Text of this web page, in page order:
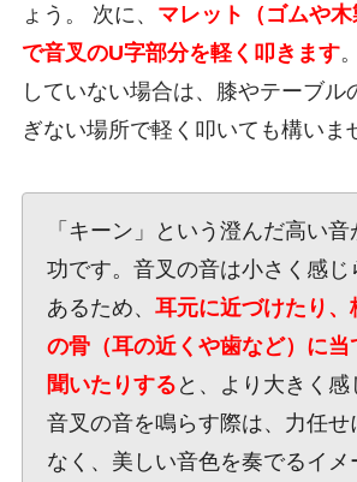
ょう。 次に、 マレット（ゴムや木
で音叉のU字部分を軽く叩きます
していない場合は、膝やテーブル
ぎない場所で軽く叩いても構いま
「キーン」という澄んだ高い
功です。音叉の音は小さく感じ
あるため、 耳元に近づけたり、
の骨（耳の近くや歯など）に当
聞いたりする と、より大きく感
音叉の音を鳴らす際は、力任せ
なく、美しい音色を奏でるイメ